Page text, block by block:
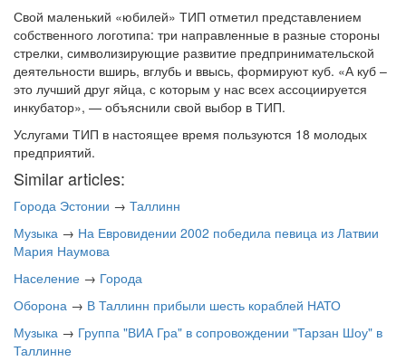
Свой маленький «юбилей» ТИП отметил представлением
собственного логотипа: три направленные в разные стороны
стрелки, символизирующие развитие предпринимательской
деятельности вширь, вглубь и ввысь, формируют куб. «А куб –
это лучший друг яйца, с которым у нас всех ассоциируется
инкубатор», — объяснили свой выбор в ТИП.
Услугами ТИП в настоящее время пользуются 18 молодых
предприятий.
Similar articles:
Города Эстонии → Таллинн
Музыка → На Евровидении 2002 победила певица из Латвии
Мария Наумова
Население → Города
Оборона → В Таллинн прибыли шесть кораблей НАТО
Музыка → Группа "ВИА Гра" в сопровождении "Тарзан Шоу" в
Таллинне